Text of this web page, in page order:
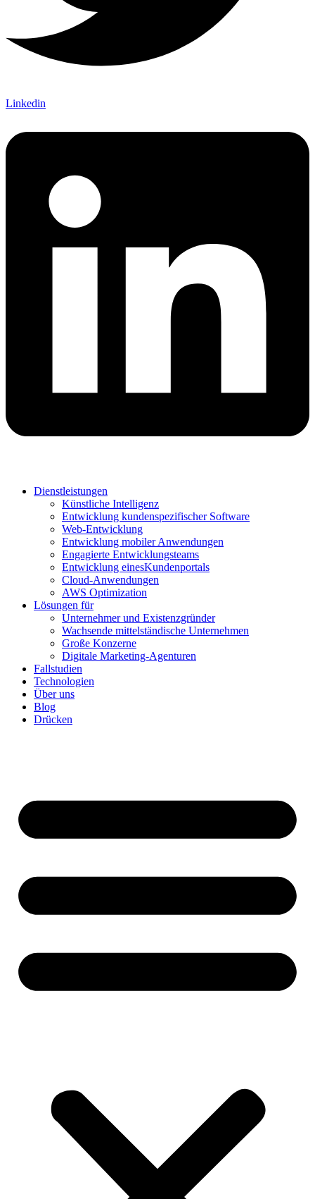
Linkedin
Dienstleistungen
Künstliche Intelligenz
Entwicklung kundenspezifischer Software
Web-Entwicklung
Entwicklung mobiler Anwendungen
Engagierte Entwicklungsteams
Entwicklung einesKundenportals
Cloud-Anwendungen
AWS Optimization
Lösungen für
Unternehmer und Existenzgründer
Wachsende mittelständische Unternehmen
Große Konzerne
Digitale Marketing-Agenturen
Fallstudien
Technologien
Über uns
Blog
Drücken